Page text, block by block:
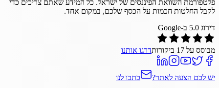
פלטפורמת השוואת הפיננסים של ישראל. כל המידע שאתם צריכים כדי
לקבל החלטות חכמות על הכסף שלכם, במקום אחד.
דירוג 5.0 ב-Google
מבוסס על 17 ביקורותדרגו אותנו
יש לכם הצעה לאתר? כתבו לנו